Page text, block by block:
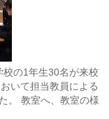
の1年生30名が来校
いて担当教員による
。 教室へ、教室の様